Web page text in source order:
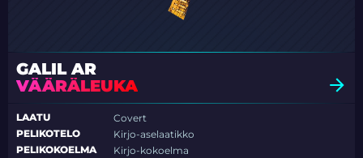
GALIL AR
VÄÄRÄLEUKA
LAATU
Covert
PELIKOTELO
Kirjo-aselaatikko
PELIKOKOELMA
Kirjo-kokoelma